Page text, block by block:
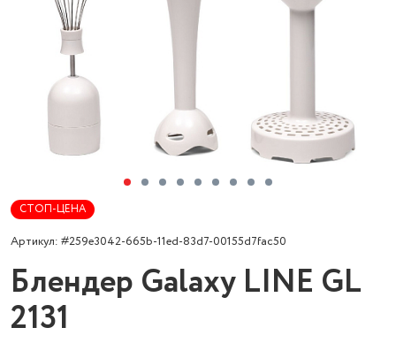
СТОП-ЦЕНА
Артикул: #259e3042-665b-11ed-83d7-00155d7fac50
Блендер Galaxy LINE GL
2131